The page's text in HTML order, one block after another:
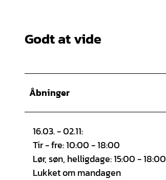
Godt at vide
Åbninger
16.03. - 02.11:
Tir - fre: 10:00 - 18:00
Lør, søn, helligdage: 15:00 - 18:00
Lukket om mandagen